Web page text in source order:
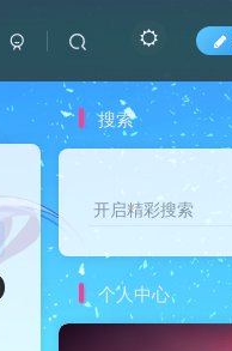
搜索
开启精彩搜索
个人中心
开启精彩搜索